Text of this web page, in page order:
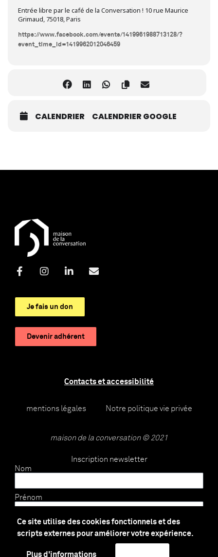
Ce site utilise des cookies fonctionnels et des
scripts externes pour améliorer votre expérience.
Plus d'informations
Entrée libre par le café de la Conversation ! 10 rue Maurice
Grimaud, 75018, Paris
https://www.facebook.com/events/1419961988713128/?
event_time_id=1419962012046459
CALENDRIER CALENDRIER GOOGLE
Je fais un don
Devenir adhérent
Contacts et accessibilité
mentions légales Notre politique vie privée
maison de la conversation © 2021
Inscription newsletter
Nom
Prénom
E-mail